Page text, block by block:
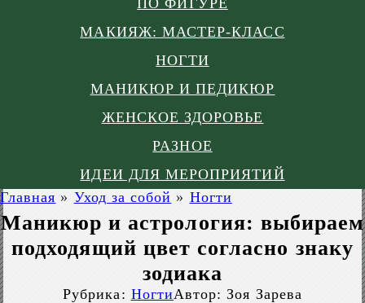
ПО ФИГУРЕ
МАКИЯЖ: МАСТЕР-КЛАСС
НОГТИ
МАНИКЮР И ПЕДИКЮР
ЖЕНСКОЕ ЗДОРОВЬЕ
РАЗНОЕ
ИДЕИ ДЛЯ МЕРОПРИЯТИЙ
Главная » Уход за собой » Ногти
Маникюр и астрология: выбираем
подходящий цвет согласно знаку
зодиака
Рубрика: НогтиАвтор: Зоя Зарева